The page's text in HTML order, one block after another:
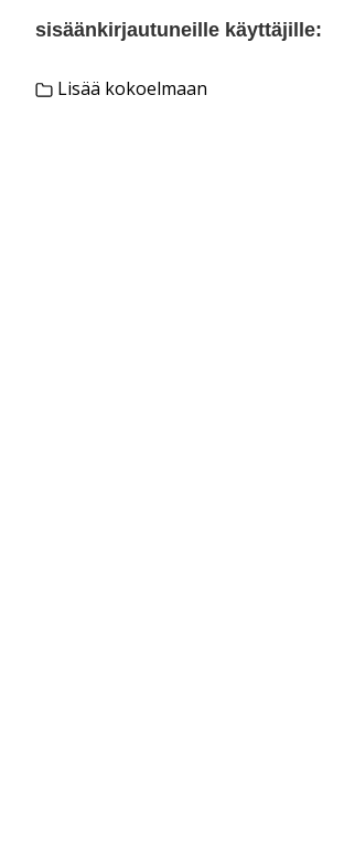
sisäänkirjautuneille käyttäjille:
Lisää kokoelmaan